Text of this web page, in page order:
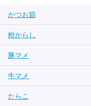
かつお節
粉からし
豚マメ
牛マメ
たらこ